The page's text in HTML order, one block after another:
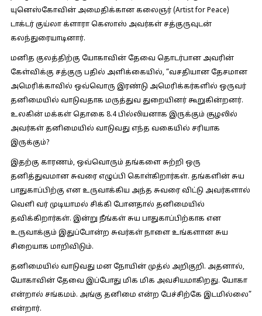
யுனெஸ்கோவின் அமைதிக்கான கலைஞர் (Artist for Peace)
டாக்டர் குய்லா க்ளாரா கெஸாஸ் அவர்கள் சத்குருவுடன்
கலந்துரையாடினார்.
மனித குலத்திற்கு யோகாவின் தேவை தொடர்பான அவரின்
கேள்விக்கு சத்குரு பதில் அளிக்கையில், “வசதியான தேசமான
அமெரிக்காவில் ஒவ்வொரு இரண்டு அமெரிக்கர்களில் ஒருவர்
தனிமையில் வாடுவதாக மருத்துவ துறையினர் கூறுகின்றனர்.
உலகின் மக்கள் தொகை 8.4 பில்லியனாக இருக்கும் சூழலில்
அவர்கள் தனிமையில் வாடுவது எந்த வகையில் சரியாக
இருக்கும்?
இதற்கு காரணம், ஒவ்வொரும் தங்களை சுற்றி ஒரு
தனித்துவமான சுவரை எழுப்பி கொள்கிறார்கள். தங்களின் சுய
பாதுகாப்பிற்கு என உருவாக்கிய அந்த சுவரை விட்டு அவர்களால்
வெளி வர் முடியாமல் சிக்கி போனதால் தனிமையில்
தவிக்கிறார்கள். இன்று நீங்கள் சுய பாதுகாப்பிற்காக என
உருவாக்கும் இதுப்போன்ற சுவர்கள் நாளை உங்களான சுய
சிறையாக மாறிவிடும்.
தனிமையில் வாடுவது மன நோயின் முத்ல் அறிகுறி. அதனால்,
யோகாவின் தேவை இப்போது மிக மிக அவசியமாகிறது. யோகா
என்றால் சங்கமம். அங்கு தனிமை என்ற பேச்சிற்கே இடமில்லை”
என்றார்.